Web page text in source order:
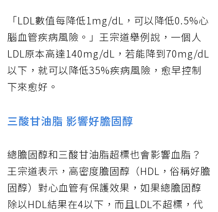
「LDL數值每降低1mg/dL，可以降低0.5%心
腦血管疾病風險。」王宗道舉例說，一個人
LDL原本高達140mg/dL，若能降到70mg/dL
以下，就可以降低35%疾病風險，愈早控制
下來愈好。
三酸甘油脂 影響好膽固醇
總膽固醇和三酸甘油脂超標也會影響血脂？
王宗道表示，高密度膽固醇（HDL，俗稱好膽
固醇）對心血管有保護效果，如果總膽固醇
除以HDL結果在4以下，而且LDL不超標，代